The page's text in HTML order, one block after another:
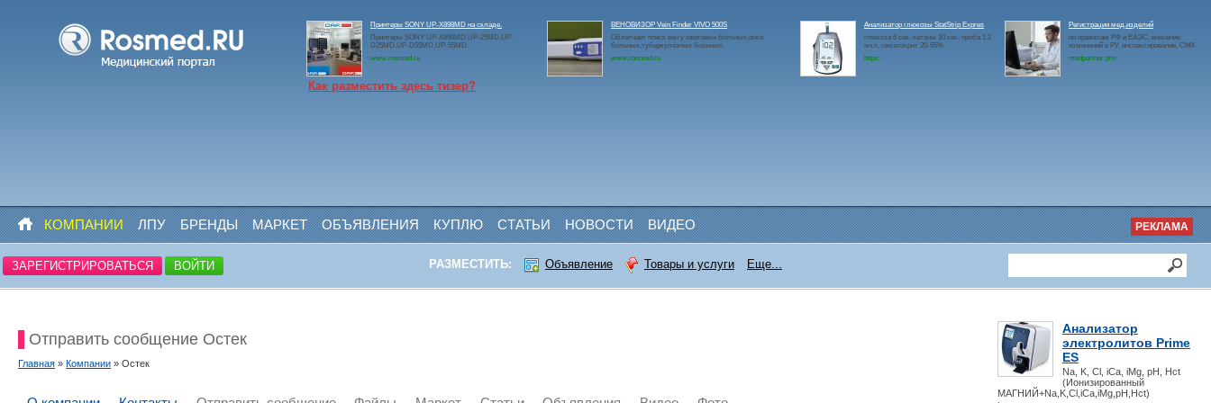
Принтеры SONY UP-X898MD на складе.
Принтеры SONY UP-X898MD,UP-25MD,UP-
D25MD,UP-D55MD,UP-55MD.
www.rosmed.ru
ВЕНОВИЗОР Vein Finder VIVO 500S
Облегчает поиск вен у ожоговых больных,онко
больных,туберкулёзных больных.
www.rosmed.ru
Анализатор глюкозы StatStrip Expres
глюкоза 6 сек, кетоны 10 сек, проба 1.2
мкл, гематокрит 20-65%
https:
Регистрация мед.изделий
по правилам РФ и ЕАЭС, внесение
изменений в РУ, инспектирование, СМК
medpartner.pro
Как разместить здесь тизер?
КОМПАНИИ ЛПУ БРЕНДЫ МАРКЕТ ОБЪЯВЛЕНИЯ КУПЛЮ СТАТЬИ НОВОСТИ ВИДЕО РЕКЛАМА
ЗАРЕГИСТРИРОВАТЬСЯ ВОЙТИ РАЗМЕСТИТЬ: Объявление Товары и услуги Еще...
Анализатор
электролитов Prime
ES
Na, K, Cl, iCa, iMg, pH, Hct
(Ионизированный
МАГНИЙ+Na,K,Cl,iCa,iMg,pH,Hct)
Отправить сообщение Остек
Главная » Компании » Остек